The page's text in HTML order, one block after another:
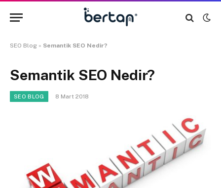
SEO Blog » Semantik SEO Nedir?
Semantik SEO Nedir?
SEO BLOG 8 Mart 2018